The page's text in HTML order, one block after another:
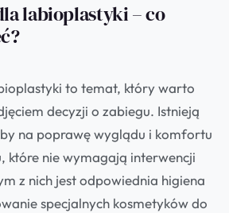
labioplastyki – co
to temat, który warto
decyzji o zabiegu. Istnieją
na poprawę wyglądu i komfortu
które nie wymagają interwencji
z nich jest odpowiednia higiena
specjalnych kosmetyków do